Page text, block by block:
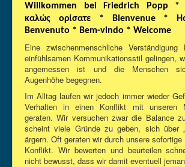
Willkommen bei Friedrich Popp *
καλώς ορίσατε* Bienvenue *
Benvenuto * Bem-vindo * Welcome
Eine zwischenmenschliche
einfühlsamen Kommunikationsstil gelingen,
angemessen ist und die Menschen
Augenhöhe begegnen.
Im Alltag laufen wir jedoch immer wieder
Verhalten in einen Konflikt mit unseren
geraten. Wir versuchen zwar die Balance
scheint viele Gründe zu geben, sich über
ärgern. Oft geraten wir durch unsere
Konflikt. Wir bewerten und beurteilen
nicht bewusst, dass wir damit eventuell